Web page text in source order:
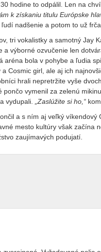
hodine to odpálil. Len na
k získaniu titulu Európske
nadšenie a potom to už
tri vokalistky a samotný Jay
a výborné ozvučenie len
aréna bola v pohybe a ľudia
Cosmic girl, ale aj ich
hrali nepretržite vyše
pončo vymenil za zelenú
vydupali.
„Zaslúžite si ho,“
a s ním aj veľký víkendový
mesto kultúry však začína
zaujímavých podujatí.